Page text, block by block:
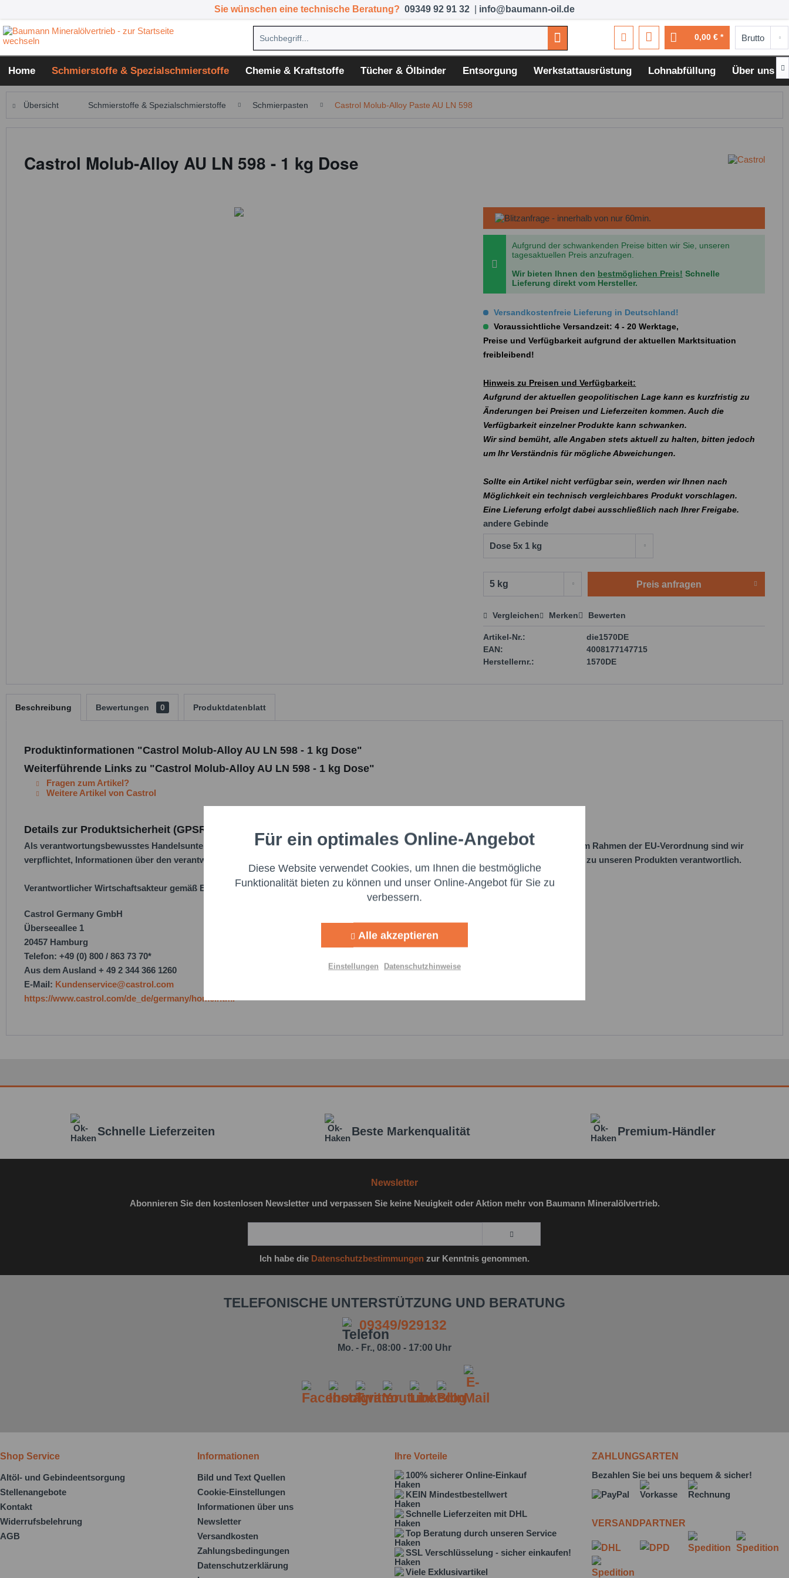
Sie wünschen eine technische Beratung? 09349 92 91 32 info@baumann-oil.de
0,00 € *
Home Schmierstoffe & Spezialschmierstoffe Chemie & Kraftstoffe Tücher & Ölbinder Entsorgung Werkstattausrüstung Lohnabfüllung Über uns 
Übersicht Schmierstoffe & Spezialschmierstoffe Schmierpasten Castrol Molub-Alloy Paste AU LN 598
Castrol Molub-Alloy AU LN 598 - 1 kg Dose
Aufgrund der schwankenden Preise bitten wir Sie, unseren
tagesaktuellen Preis anzufragen.
Wir bieten Ihnen den bestmöglichen Preis! Schnelle
Lieferung direkt vom Hersteller.
Versandkostenfreie Lieferung in Deutschland!
Voraussichtliche Versandzeit: 4 - 20 Werktage,
Preise und Verfügbarkeit aufgrund der aktuellen Marktsituation
freibleibend!
Hinweis zu Preisen und Verfügbarkeit:
Aufgrund der aktuellen geopolitischen Lage kann es kurzfristig zu
Änderungen bei Preisen und Lieferzeiten kommen. Auch die
Verfügbarkeit einzelner Produkte kann schwanken.
Wir sind bemüht, alle Angaben stets aktuell zu halten, bitten jedoch
um Ihr Verständnis für mögliche Abweichungen.
Sollte ein Artikel nicht verfügbar sein, werden wir Ihnen nach
Möglichkeit ein technisch vergleichbares Produkt vorschlagen.
Eine Lieferung erfolgt dabei ausschließlich nach Ihrer Freigabe.
andere Gebinde
Preis anfragen
Preis anfragen
Datenschutzbestimmung
Felder mit * sind Pflichtfelder.
Vergleichen Merken Bewerten
Artikel-Nr.:
die1570DE
EAN:
4008177147715
Herstellernr.:
1570DE
Beschreibung Bewertungen 0 Produktdatenblatt
Produktinformationen "Castrol Molub-Alloy AU LN 598 - 1 kg Dose"
Weiterführende Links zu "Castrol Molub-Alloy AU LN 598 - 1 kg Dose"
Fragen zum Artikel?
Weitere Artikel von Castrol
Details zur Produktsicherheit (GPSR)
Als verantwortungsbewusstes Handelsunternehmen legen wir großen Wert auf Transparenz und die Einhaltung gesetzlicher Vorgaben. Im Rahmen der EU-Verordnung sind wir
verpflichtet, Informationen über den verantwortlichen Wirtschaftsakteur bereitzustellen. Dieser ist für die Einhaltung der EU-Vorschriften zu unseren Produkten verantwortlich.
Verantwortlicher Wirtschaftsakteur gemäß EU-Verordnung:
Castrol Germany GmbH
Überseeallee 1
20457 Hamburg
Telefon: +49 (0) 800 / 863 73 70*
Aus dem Ausland + 49 2 344 366 1260
E-Mail: Kundenservice@castrol.com
https://www.castrol.com/de_de/germany/home.html
Schnelle Lieferzeiten Beste Markenqualität Premium-Händler
Newsletter
Abonnieren Sie den kostenlosen Newsletter und verpassen Sie keine Neuigkeit oder Aktion mehr von Baumann Mineralölvertrieb.
Ich habe die Datenschutzbestimmungen zur Kenntnis genommen.
TELEFONISCHE UNTERSTÜTZUNG UND BERATUNG
09349/929132
Mo. - Fr., 08:00 - 17:00 Uhr
Shop Service
Altöl- und Gebindeentsorgung
Stellenangebote
Kontakt
Widerrufsbelehrung
AGB
Informationen
Bild und Text Quellen
Cookie-Einstellungen
Informationen über uns
Newsletter
Versandkosten
Zahlungsbedingungen
Datenschutzerklärung
Ihre Vorteile
100% sicherer Online-Einkauf
KEIN Mindestbestellwert
Schnelle Lieferzeiten mit DHL
Top Beratung durch unseren Service
SSL Verschlüsselung - sicher einkaufen!
Viele Exklusivartikel
ZAHLUNGSARTEN
Bezahlen Sie bei uns bequem & sicher!
VERSANDPARTNER
Funktionale Aktiv
Marketing Aktiv
Für ein optimales Online-Angebot
Diese Website verwendet Cookies, um Ihnen die bestmögliche
Funktionalität bieten zu können und unser Online-Angebot für Sie zu
verbessern.
Alle akzeptieren
Einstellungen Datenschutzhinweise